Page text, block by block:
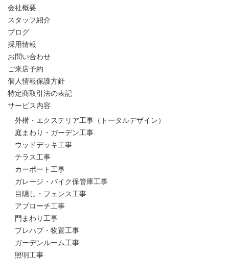
会社概要
スタッフ紹介
ブログ
採用情報
お問い合わせ
ご来店予約
個人情報保護方針
特定商取引法の表記
サービス内容
外構・エクステリア工事（トータルデザイン）
庭まわり・ガーデン工事
ウッドデッキ工事
テラス工事
カーポート工事
ガレージ・バイク保管庫工事
目隠し・フェンス工事
アプローチ工事
門まわり工事
プレハブ・物置工事
ガーデンルーム工事
照明工事